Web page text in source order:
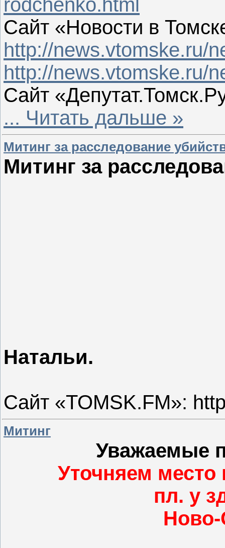
rodchenko.html
Сайт «Новости в
http://news.vtomske.ru/
http://news.vtomske.ru/
Сайт
... Читать дальше »
Митинг за расследование
Митинг за
Натальи.
Сайт «TOMSK.FM»:
Митинг
Уважаемые
Уточняем место
пл. у